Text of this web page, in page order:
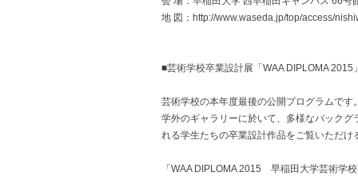
地 図：http://www.waseda.jp/top/access/
■芸術学校卒業設計展「WAA DIPLOMA
芸術学校の本年度最後の公開プログラムです
学外のギャラリーに於いて、多様なバックグ
れる学生たちの卒業設計作品をご覧いただけ
「WAA DIPLOMA 2015 早稲田大学芸術学